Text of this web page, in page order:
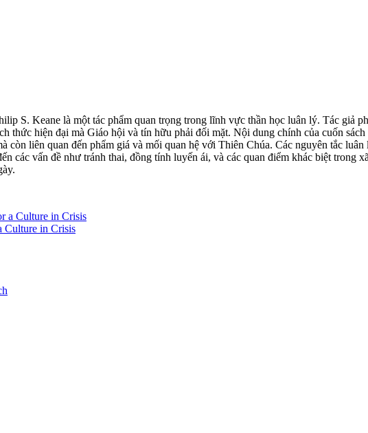
S. Keane là một tác phẩm quan trọng trong lĩnh vực thần học luân lý. Tác giả
thức hiện đại mà Giáo hội và tín hữu phải đối mặt. Nội dung chính của cuốn
còn liên quan đến phẩm giá và mối quan hệ với Thiên Chúa. Các nguyên tắc
các vấn đề như tránh thai, đồng tính luyến ái, và các quan điểm khác biệt trong
Culture in Crisis